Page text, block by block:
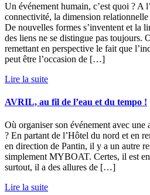
Un événement humain, c’est quoi ? A
connectivité, la dimension
De nouvelles formes s’inventent et la
des liens ne se distingue pas toujours.
remettant en perspective le fait que
peut être l’occasion de […]
Lire la suite
AVRIL, au fil de l’eau et du tempo !
Où organiser son événement avec
? En partant de l’Hôtel du nord et en
en direction de Pantin, il y a un autre
simplement MYBOAT. Certes, il est
surtout, il a des allures de […]
Lire la suite